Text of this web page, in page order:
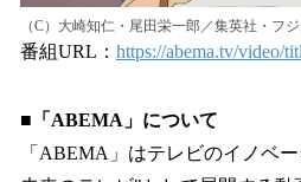
（C）大崎知仁・尾田栄一郎／集英社・フ
番組URL： https://abema.tv/video/
■「ABEMA」について
「ABEMA」はテレビのイノベ